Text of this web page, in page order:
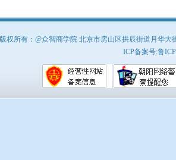
版权所有：@众智商学院 北京市房山区拱辰街道月华
ICP备案号:鲁